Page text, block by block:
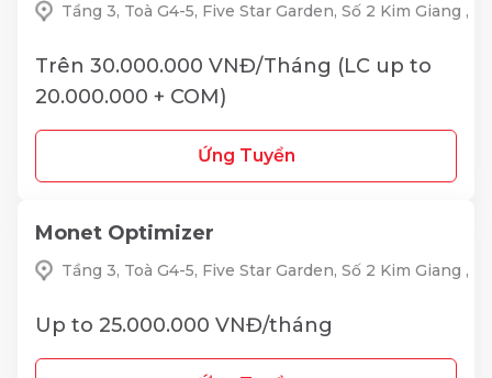
Tầng 3, Toà G4-5, Five Star Garden, Số 2 Kim Giang ,
Trên 30.000.000 VNĐ/Tháng (LC up to
20.000.000 + COM)
Ứng Tuyển
Monet Optimizer
Tầng 3, Toà G4-5, Five Star Garden, Số 2 Kim Giang ,
Up to 25.000.000 VNĐ/tháng